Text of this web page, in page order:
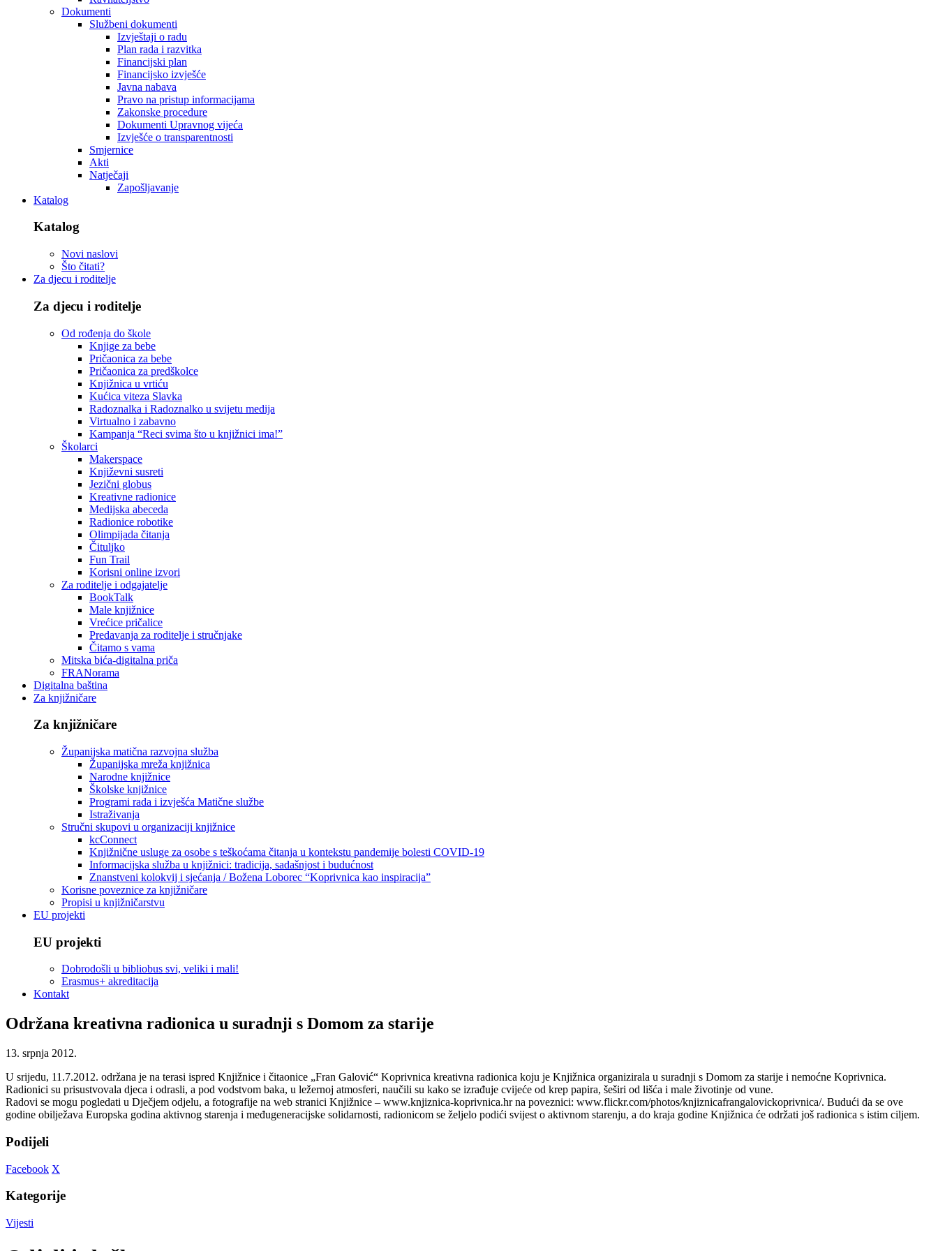
Dokumenti
Službeni dokumenti
Izvještaji o radu
Plan rada i razvitka
Financijski plan
Financijsko izvješće
Javna nabava
Pravo na pristup informacijama
Zakonske procedure
Dokumenti Upravnog vijeća
Izvješće o transparentnosti
Smjernice
Akti
Natječaji
Zapošljavanje
Katalog
Katalog
Novi naslovi
Što čitati?
Za djecu i roditelje
Za djecu i roditelje
Od rođenja do škole
Knjige za bebe
Pričaonica za bebe
Pričaonica za predškolce
Knjižnica u vrtiću
Kućica viteza Slavka
Radoznalka i Radoznalko u svijetu medija
Virtualno i zabavno
Kampanja “Reci svima što u knjižnici ima!”
Školarci
Makerspace
Književni susreti
Jezični globus
Kreativne radionice
Medijska abeceda
Radionice robotike
Olimpijada čitanja
Čituljko
Fun Trail
Korisni online izvori
Za roditelje i odgajatelje
BookTalk
Male knjižnice
Vrećice pričalice
Predavanja za roditelje i stručnjake
Čitamo s vama
Mitska bića-digitalna priča
FRANorama
Digitalna baština
Za knjižničare
Za knjižničare
Županijska matična razvojna služba
Županijska mreža knjižnica
Narodne knjižnice
Školske knjižnice
Programi rada i izvješća Matične službe
Istraživanja
Stručni skupovi u organizaciji knjižnice
kcConnect
Knjižnične usluge za osobe s teškoćama čitanja u kontekstu pandemije bolesti COVID-19
Informacijska služba u knjižnici: tradicija, sadašnjost i budućnost
Znanstveni kolokvij i sjećanja / Božena Loborec “Koprivnica kao inspiracija”
Korisne poveznice za knjižničare
Propisi u knjižničarstvu
EU projekti
EU projekti
Dobrodošli u bibliobus svi, veliki i mali!
Erasmus+ akreditacija
Kontakt
Održana kreativna radionica u suradnji s Domom za starije
13. srpnja 2012.
U srijedu, 11.7.2012. održana je na terasi ispred Knjižnice i čitaonice „Fran Galović“ Koprivnica kreativna radionica koju je Knjižnica organizirala u suradnji s Domom za starije i nemoćne Koprivnica.
Radionici su prisustvovala djeca i odrasli, a pod vodstvom baka, u ležernoj atmosferi, naučili su kako se izrađuje cvijeće od krep papira, šeširi od lišća i male životinje od vune.
Radovi se mogu pogledati u Dječjem odjelu, a fotografije na web stranici Knjižnice – www.knjiznica-koprivnica.hr na poveznici: www.flickr.com/photos/knjiznicafrangalovickoprivnica/. Budući da se ove
godine obilježava Europska godina aktivnog starenja i međugeneracijske solidarnosti, radionicom se željelo podići svijest o aktivnom starenju, a do kraja godine Knjižnica će održati još radionica s istim ciljem.
Podijeli
Facebook X
Kategorije
Vijesti